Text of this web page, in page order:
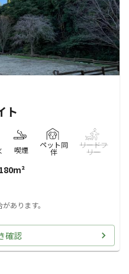
ト
喫煙
ペット同
伴
リードフ
リー
180m²
あります。
確認